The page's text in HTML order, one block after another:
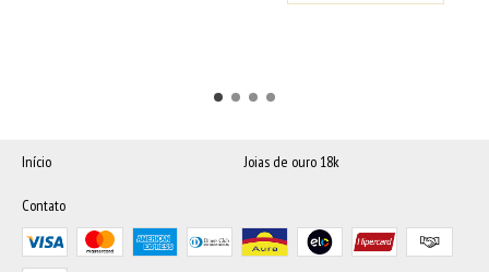
Início Joias de ouro 18k
Contato